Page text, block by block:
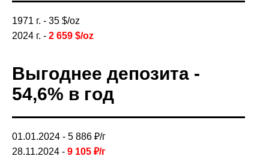
1971 г. - 35 $/oz
2024 г. - 2 659 $/oz
Выгоднее депозита -
54,6% в год
01.01.2024 - 5 886 ₽/г
28.11.2024 - 9 105 ₽/г